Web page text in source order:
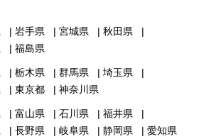
岩手県 宮城県
秋田県
福島県
栃木県 群馬県
埼玉県
東京都 神奈川県
富山県 石川県
福井県
長野県 岐阜県 静岡県 愛知県